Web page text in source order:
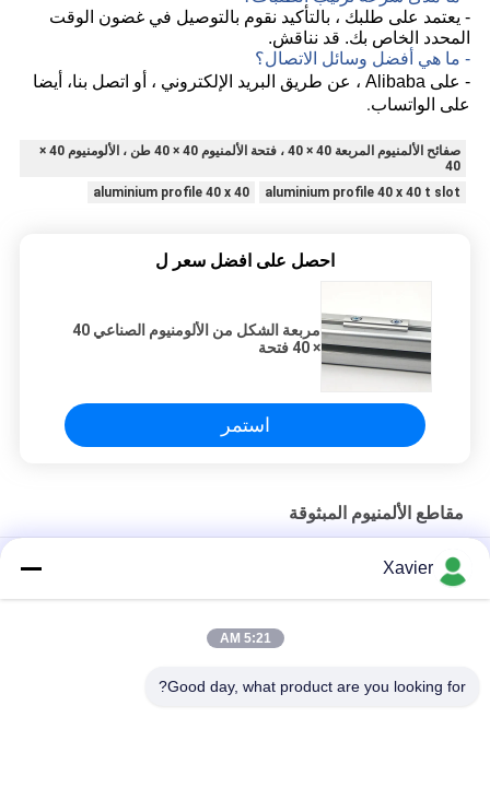
- يعتمد على طلبك ، بالتأكيد نقوم بالتوصيل في غضون الوقت
المحدد الخاص بك. قد نناقش.
- ما هي أفضل وسائل الاتصال؟
- على Alibaba ، عن طريق البريد الإلكتروني ، أو اتصل بنا
، أيضا
على الواتساب.
صفائح الألمنيوم المربعة 40 × 40 ، فتحة الألمنيوم 40 × 40 طن ، الألومنيوم 40 ×
40
aluminium profile 40 x 40 t slot
aluminium profile 40 x 40
احصل على افضل سعر ل
مربعة الشكل من الألومنيوم الصناعي 40
× 40 فتحة
استمر
مقاطع الألمنيوم المبثوقة
20*20R معيار أوروبي ملف الألومنيوم المخصص لباب ونوافذ وملف
الألومنيوم لمكتب العمل
Xavier
5:21 AM
Good day, what product are you looking for?